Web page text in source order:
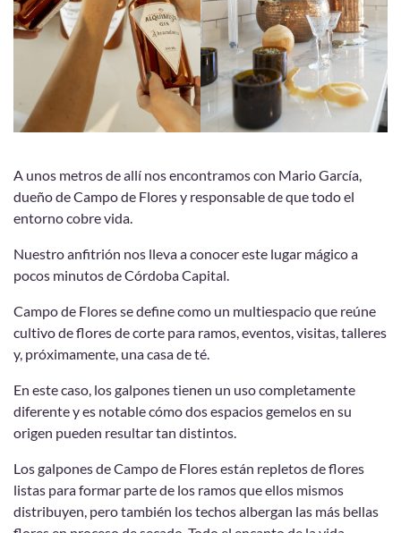
A unos metros de allí nos encontramos con Mario García,
dueño de Campo de Flores y responsable de que todo el
entorno cobre vida.
Nuestro anfitrión nos lleva a conocer este lugar mágico a
pocos minutos de Córdoba Capital.
Campo de Flores se define como un multiespacio que reúne
cultivo de flores de corte para ramos, eventos, visitas, talleres
y, próximamente, una casa de té.
En este caso, los galpones tienen un uso completamente
diferente y es notable cómo dos espacios gemelos en su
origen pueden resultar tan distintos.
Los galpones de Campo de Flores están repletos de flores
listas para formar parte de los ramos que ellos mismos
distribuyen, pero también los techos albergan las más bellas